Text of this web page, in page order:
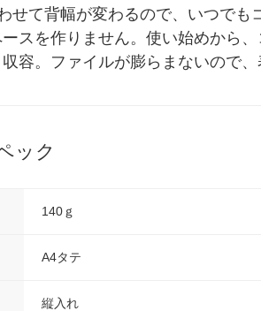
せて背幅が変わるので、いつで
スを作りません。使い始めから
容。ファイルが膨らまないので
ック
140ｇ
A4タテ
縦入れ